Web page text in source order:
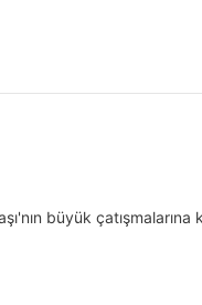
büyük çatışmalarına